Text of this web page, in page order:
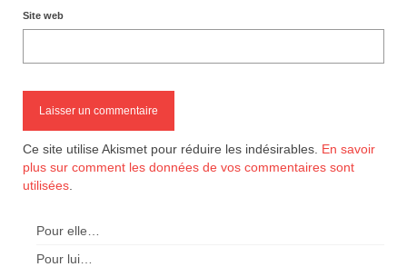
Site web
Ce site utilise Akismet pour réduire les indésirables. En savoir
plus sur comment les données de vos commentaires sont
utilisées
Pour elle…
Pour lui…